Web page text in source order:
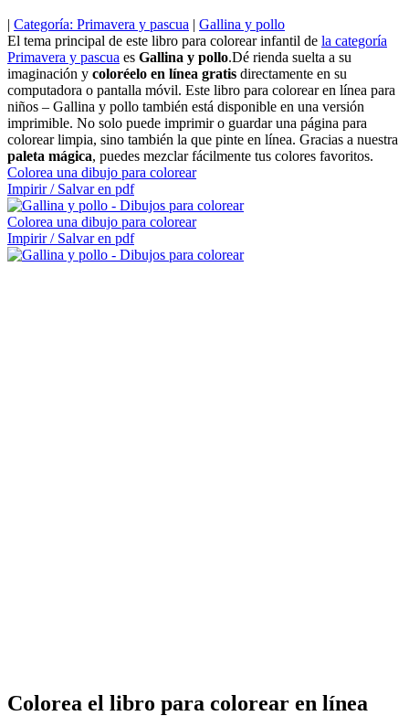
| Categoría: Primavera y pascua | Gallina y pollo
El tema principal de este libro para colorear infantil de la categoría
Primavera y pascua es Gallina y pollo.Dé rienda suelta a su
imaginación y coloréelo en línea gratis directamente en su
computadora o pantalla móvil. Este libro para colorear en línea para
niños – Gallina y pollo también está disponible en una versión
imprimible. No solo puede imprimir o guardar una página para
colorear limpia, sino también la que pinte en línea. Gracias a nuestra
paleta mágica, puedes mezclar fácilmente tus colores favoritos.
Colorea una dibujo para colorear
Impirir / Salvar en pdf
Colorea una dibujo para colorear
Impirir / Salvar en pdf
Colorea el libro para colorear en línea